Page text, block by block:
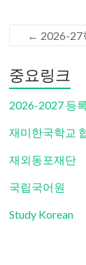
← 2026-27
중요링크
2026-2027 등
재미한국학교
재외동포재단
국립국어원
Study Korean